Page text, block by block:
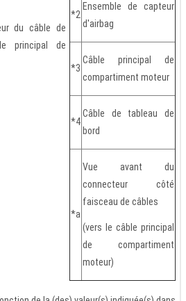
du câble de
principal de
*2
Ensemble de capteur
d'airbag
*3
Câble principal de
compartiment moteur
*4
Câble de tableau de
bord
*a
Vue avant du
connecteur côté
faisceau de câbles
(vers le câble principal
de compartiment
moteur)